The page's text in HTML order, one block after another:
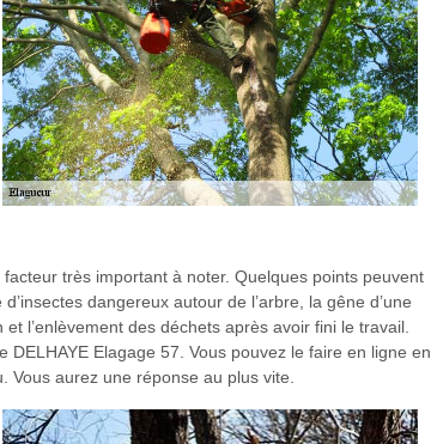
très important à noter. Quelques points peuvent
dangereux autour de l’arbre, la gêne d’une
l’enlèvement des déchets après avoir fini le travail.
Elagage 57. Vous pouvez le faire en ligne en
Vous aurez une réponse au plus vite.